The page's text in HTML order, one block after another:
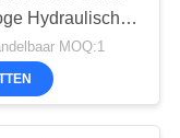
47
Hydraulische
van
MOQ:1